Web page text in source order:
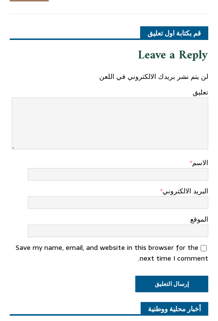
قم بكتابة اول تعليق
Leave a Reply
لن يتم نشر بريدك الالكتروني في اللعن
تعليق
الاسم*
البريد الالكتروني*
الموقع
Save my name, email, and website in this browser for the
next time I comment.
أخبار محلية ووطنية